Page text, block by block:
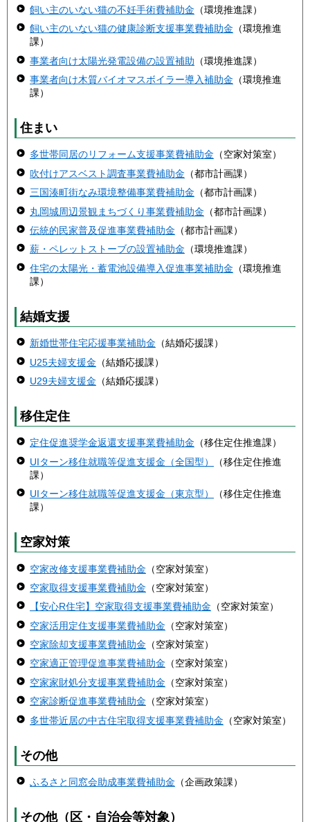
飼い主のいない猫の不妊手術費補助金 （環境推進課）
飼い主のいない猫の健康診断支援事業費補助金 （環境推進
課）
事業者向け太陽光発電設備の設置補助 （環境推進課）
事業者向け木質バイオマスボイラー導入補助金 （環境推進
課）
住まい
多世帯同居のリフォーム支援事業費補助金 （空家対策室）
吹付けアスベスト調査事業費補助金 （都市計画課）
三国湊町街なみ環境整備事業費補助金 （都市計画課）
丸岡城周辺景観まちづくり事業費補助金 （都市計画課）
伝統的民家普及促進事業費補助金 （都市計画課）
薪・ペレットストーブの設置補助金 （環境推進課）
住宅の太陽光・蓄電池設備導入促進事業補助金 （環境推進
課）
結婚支援
新婚世帯住宅応援事業補助金 （結婚応援課）
U25夫婦支援金 （結婚応援課）
U29夫婦支援金 （結婚応援課）
移住定住
定住促進奨学金返還支援事業費補助金 （移住定住推進課）
UIターン移住就職等促進支援金（全国型）
（移住定住推進
課）
UIターン移住就職等促進支援金（東京型）
（移住定住推進
課）
空家対策
空家改修支援事業費補助金 （空家対策室）
空家取得支援事業費補助金 （空家対策室）
【安心R住宅】空家取得支援事業費補助金 （空家対策室）
空家活用定住支援事業費補助金 （空家対策室）
空家除却支援事業費補助金 （空家対策室）
空家適正管理促進事業費補助金 （空家対策室）
空家家財処分支援事業費補助金 （空家対策室）
空家診断促進事業費補助金 （空家対策室）
多世帯近居の中古住宅取得支援事業費補助金 （空家対策室）
その他
ふるさと同窓会助成事業費補助金 （企画政策課）
その他（区・自治会等対象）